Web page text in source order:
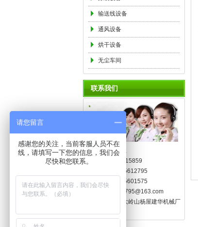
输送线设备
通风设备
烘干设备
无尘车间
联系我们
联系人：林先生
手 机：13925515859
电 话：0769-85612795
传 真：0769-85601575
邮 箱：hx5612795@163.com
地 址：东莞市大岭山杨屋建华机械厂
请您留言
感谢您的关注，当前客服人员不在
线，请填写一下您的信息，我们会
尽快和您联系。